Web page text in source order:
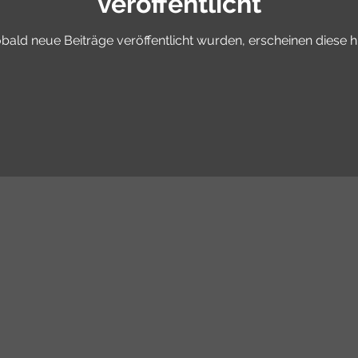
neue Beiträge veröffentlicht wurden, erscheinen diese